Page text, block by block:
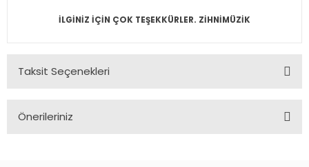
İLGİNİZ İÇİN ÇOK TEŞEKKÜRLER. ZİHNİMÜZİK
Taksit Seçenekleri
Önerileriniz